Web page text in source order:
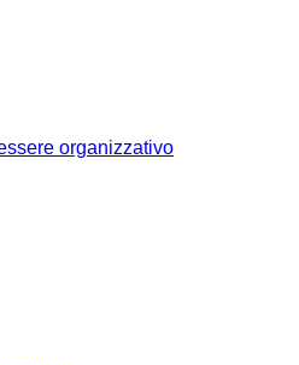
organizzativo